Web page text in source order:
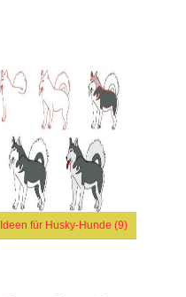
Ideen für Husky-Hunde (9)